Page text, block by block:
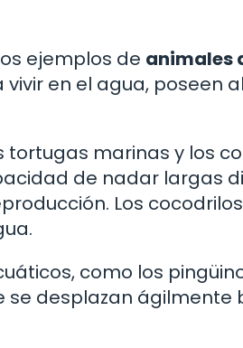
ejemplos de animales
en el agua, poseen
marinas y los
de nadar largas
Los
como los
se desplazan ágilmente